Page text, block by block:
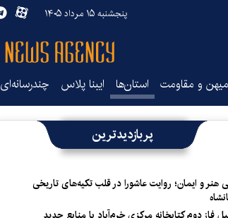
پنجشنبه ۱۵ مرداد ۱۴۰۵
میهن و مقاومت استان‌ها ایبنا پلاس چندرسانه‌ای
پربازدیدترین
هنر و ایمان؛ روایت عاشورا در قلب تکیه‌های تاریخی